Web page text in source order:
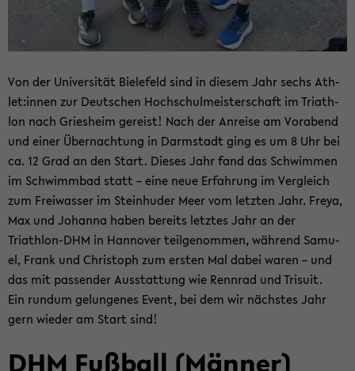
Von der Uni­ver­si­tät Bie­le­feld sind in die­sem Jahr sechs Ath­
let:innen zur Deut­schen Hoch­schul­meis­ter­schaft im Tri­ath­
lon nach Gries­heim ge­reist! Nach der An­rei­se am Vor­abend
und einer Über­nach­tung in Darm­stadt ging es um 8 Uhr bei
ca. 12 Grad an den Start. Die­ses Jahr fand das Schwim­men
im Schwimm­bad statt – eine neue Er­fah­rung im Ver­gleich
zum Frei­was­ser im Stein­hu­der Meer vom letz­ten Jahr. Freya,
Max und Jo­han­na haben be­reits letz­tes Jahr an der
Triathlon-​DHM in Han­no­ver teil­ge­nom­men, wäh­rend Sa­mu­
el, Frank und Chris­toph zum ers­ten Mal dabei waren – und
das mit pas­sen­der Aus­stat­tung wie Renn­rad und Tri­su­it.
Ein rund­um ge­lun­ge­nes Event, bei dem wir nächs­tes Jahr
gern wie­der am Start sind!
DHM Fuß­ball (Män­ner)